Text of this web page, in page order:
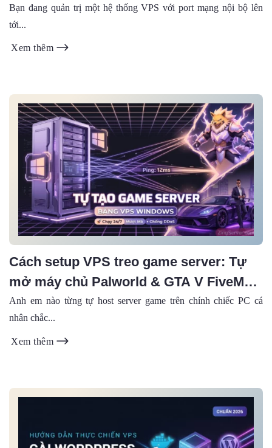
một xu
Bạn đang quản trị một hệ thống VPS với port mạng nội bộ lên
tới...
Xem thêm
Cách setup VPS treo game server: Tự
mở máy chủ Palworld & GTA V FiveM
cực mượt (2026)
Anh em nào từng tự host server game trên chính chiếc PC cá
nhân chắc...
Xem thêm